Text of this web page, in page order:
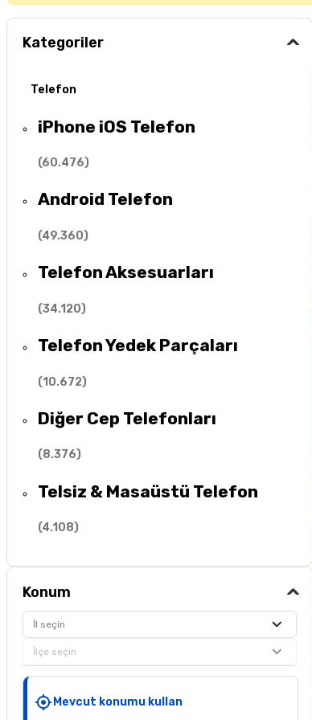
Kategoriler
Telefon
iPhone iOS Telefon
(60.476)
Android Telefon
(49.360)
Telefon Aksesuarları
(34.120)
Telefon Yedek Parçaları
(10.672)
Diğer Cep Telefonları
(8.376)
Telsiz & Masaüstü Telefon
(4.108)
Konum
İl seçin
İlçe seçin
Mevcut konumu kullan